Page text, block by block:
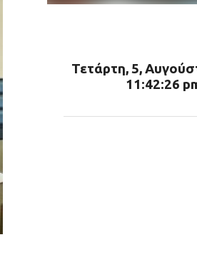
Τετάρτη, 5,
11:42:27